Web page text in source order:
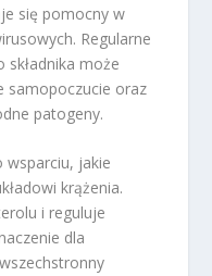
się pomocny w
Regularne
może
samopoczucie oraz
patogeny.
wsparciu, jakie
krążenia.
i reguluje
dla